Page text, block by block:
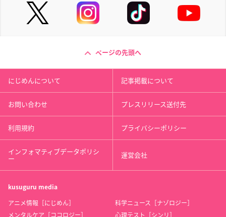
ページの先頭へ
にじめんについて 記事掲載について
お問い合わせ プレスリリース送付先
利用規約 プライバシーポリシー
インフォマティブデータポリシ
ー 運営会社
kusuguru media
アニメ情報［にじめん］
科学ニュース［ナゾロジー］
メンタルケア［ココロジー］
心理テスト［シンリ］